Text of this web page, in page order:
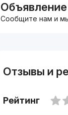
Объявление
Сообщите нам и
Отзывы и
Рейтинг